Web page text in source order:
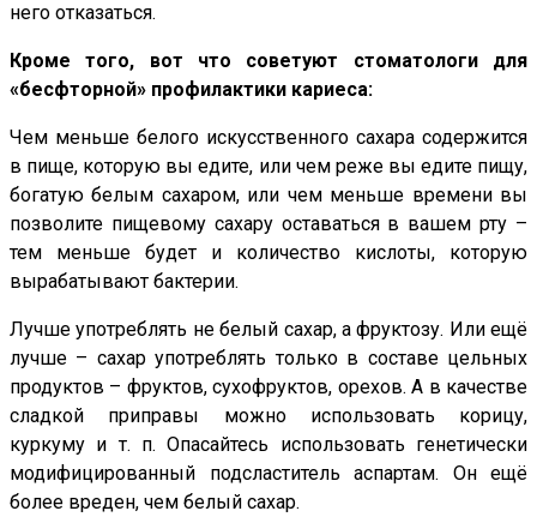
него отказаться.
Кроме того, вот что советуют стоматологи для
«бесфторной» профилактики кариеса:
Чем меньше белого искусственного сахара содержится
в пище, которую вы едите, или чем реже вы едите пищу,
богатую белым сахаром, или чем меньше времени вы
позволите пищевому сахару оставаться в вашем рту –
тем меньше будет и количество кислоты, которую
вырабатывают бактерии.
Лучше употреблять не белый сахар, а фруктозу. Или ещё
лучше – сахар употреблять только в составе цельных
продуктов – фруктов, сухофруктов, орехов. А в качестве
сладкой приправы можно использовать корицу,
куркуму и т. п. Опасайтесь использовать генетически
модифицированный подсластитель аспартам. Он ещё
более вреден, чем белый сахар.